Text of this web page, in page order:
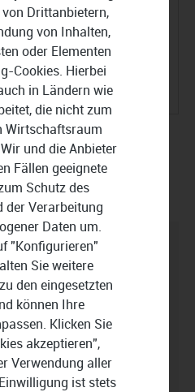
Sie Vor- und Nachteile
Methoden sowie
Vorbereitungen vor der
Festplatte spiegeln
Festplatten
werden
Drittanbietern,
von Inhalten,
oder Elementen
Cookies. Hierbei
in Ländern wie
die nicht zum
Wirtschaftsraum
und die Anbieter
Fällen geeignete
Schutz des
der Verarbeitung
Daten um.
"Konfigurieren"
Sie weitere
den eingesetzten
können Ihre
Klicken Sie
akzeptieren",
Verwendung aller
ist stets